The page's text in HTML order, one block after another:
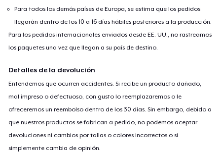
Para todos los demás países de Europa, se estima que los pedidos
llegarán dentro de los 10 a 16 días hábiles posteriores a la producción.
Para los pedidos internacionales enviados desde EE. UU., no rastreamos
los paquetes una vez que llegan a su país de destino.
Detalles de la devolución
Entendemos que ocurren accidentes. Si recibe un producto dañado,
mal impreso o defectuoso, con gusto lo reemplazaremos o le
ofreceremos un reembolso dentro de los 30 días. Sin embargo, debido a
que nuestros productos se fabrican a pedido, no podemos aceptar
devoluciones ni cambios por tallas o colores incorrectos o si
simplemente cambia de opinión.